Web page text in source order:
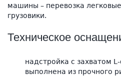
машины – перевозка
грузовики.
Техническое
надстройка с захватом
выполнена из прочного